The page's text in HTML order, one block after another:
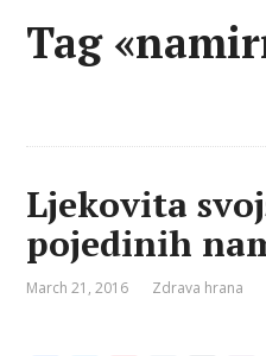
Tag
Ljekovita
pojedinih
March 21, 2016 Zdrava hrana